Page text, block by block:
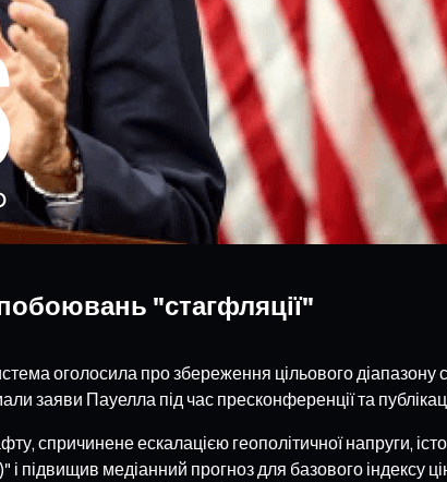
"стагфляції"
оголосила про збереження цільового
заяви Пауелла під час пресконференції та
спричинене ескалацією геополітичної напруги,
підвищив медіанний прогноз для базового індексу